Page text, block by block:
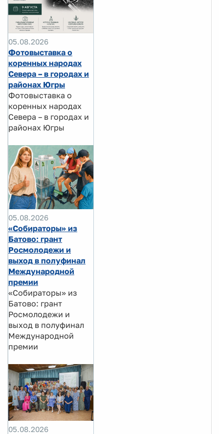
05.08.2026
Фотовыставка о
коренных народах
Севера – в городах и
районах Югры
Фотовыставка о
коренных народах
Севера – в городах и
районах Югры
05.08.2026
«Собираторы» из
Батово: грант
Росмолодежи и
выход в полуфинал
Международной
премии
«Собираторы» из
Батово: грант
Росмолодежи и
выход в полуфинал
Международной
премии
05.08.2026